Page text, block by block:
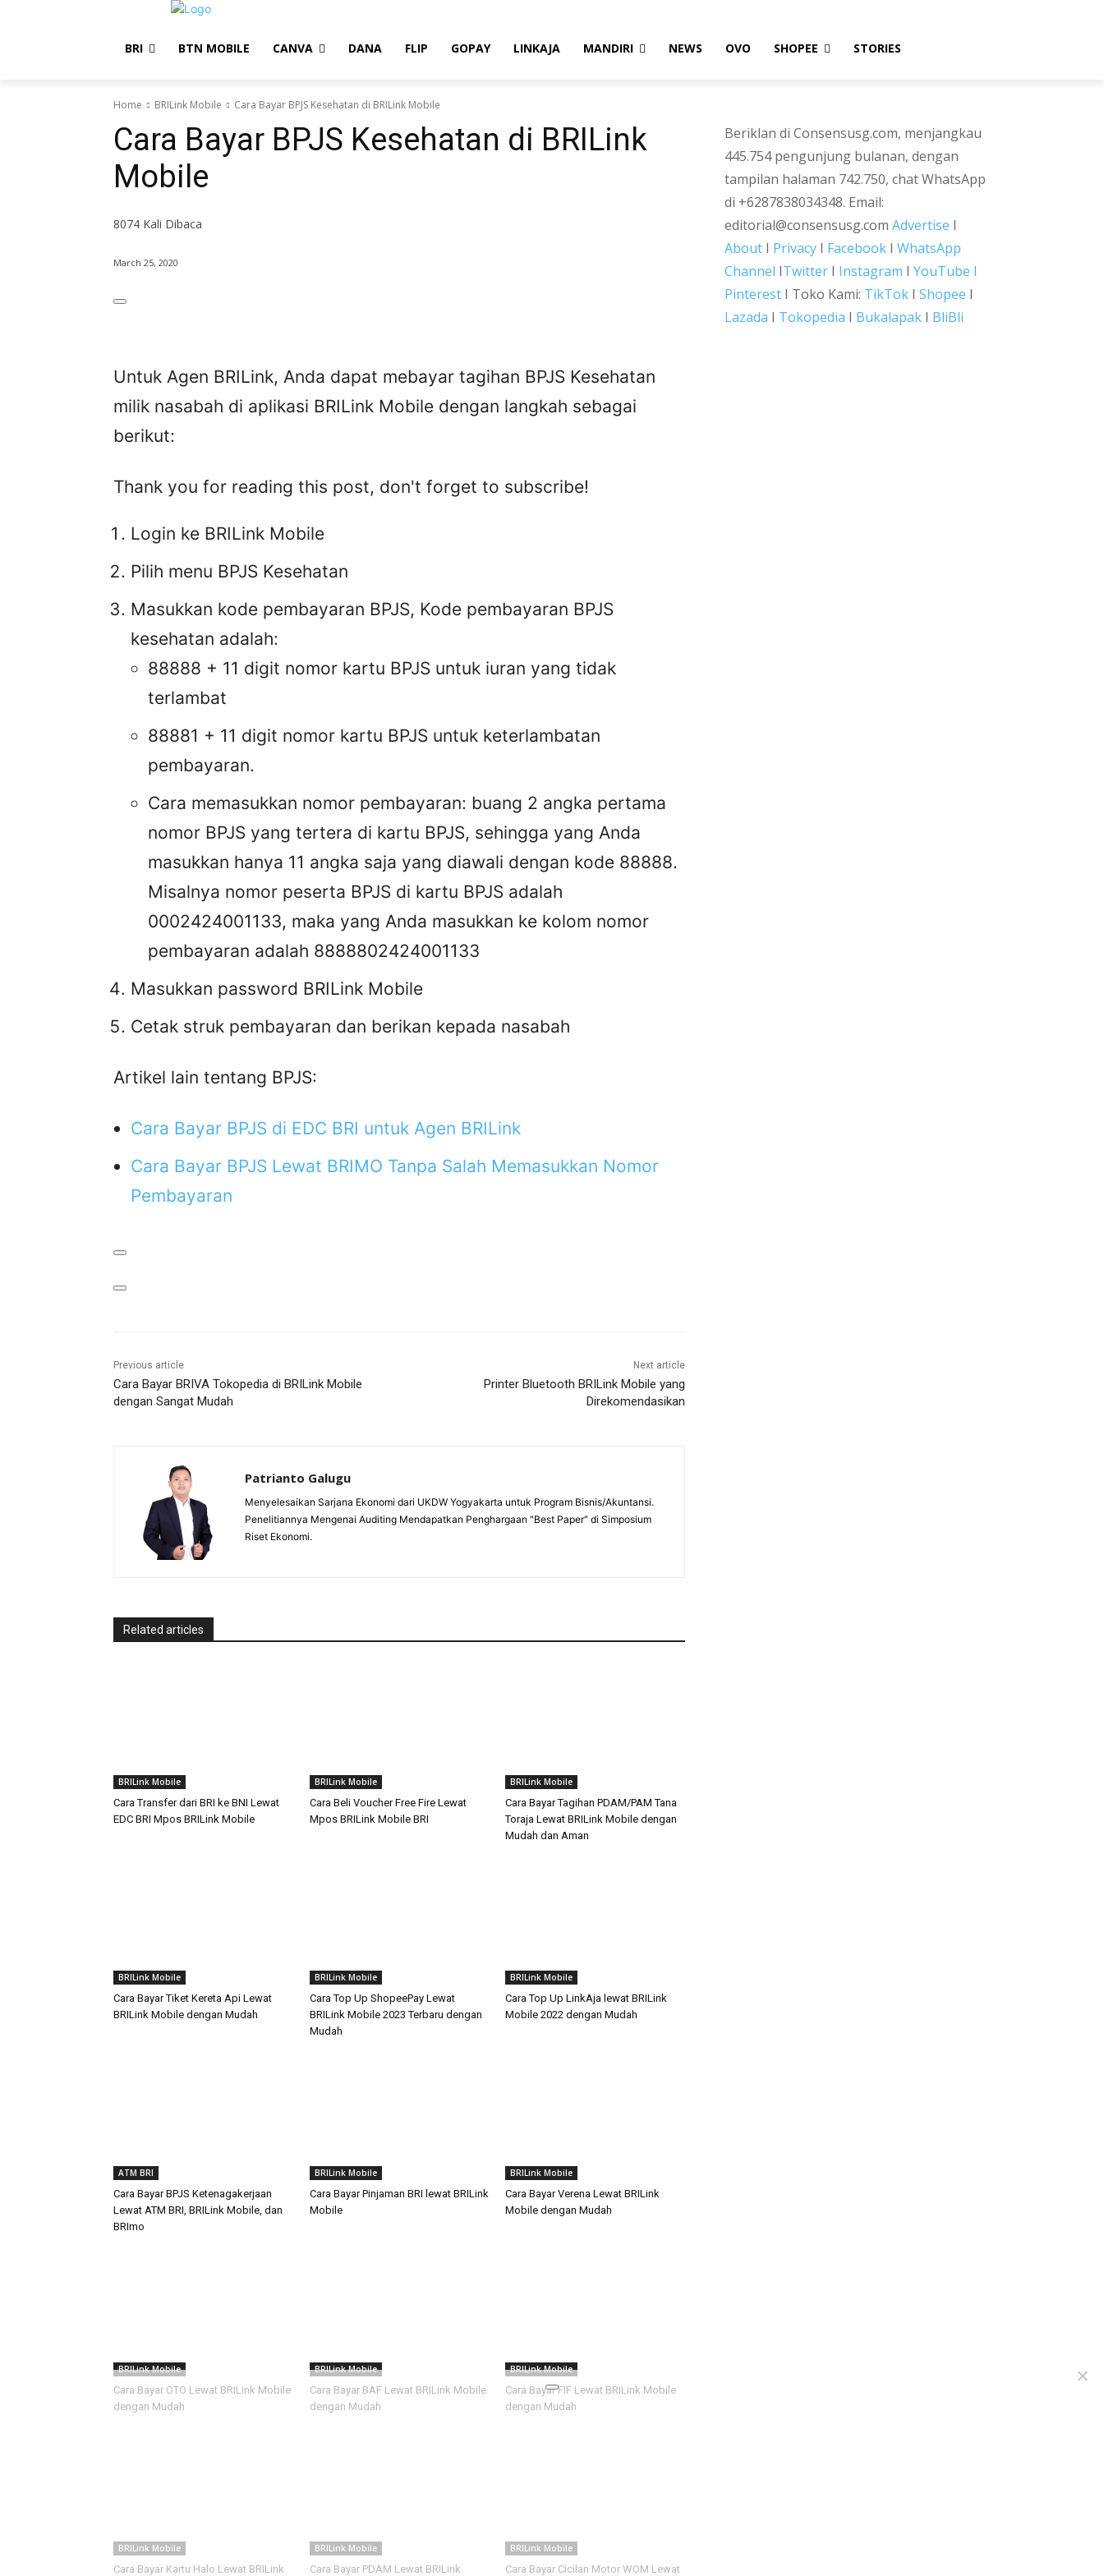
BRI BTN MOBILE CANVA DANA FLIP GOPAY LINKAJA MANDIRI NEWS OVO SHOPEE STORIES
Home BRILink Mobile Cara Bayar BPJS Kesehatan di BRILink Mobile
Cara Bayar BPJS Kesehatan di BRILink
Mobile
8074 Kali Dibaca
March 25, 2020
Untuk Agen BRILink, Anda dapat mebayar tagihan BPJS Kesehatan
milik nasabah di aplikasi BRILink Mobile dengan langkah sebagai
berikut:
Thank you for reading this post, don't forget to subscribe!
Login ke BRILink Mobile
Pilih menu BPJS Kesehatan
Masukkan kode pembayaran BPJS, Kode pembayaran BPJS
kesehatan adalah:
88888 + 11 digit nomor kartu BPJS untuk iuran yang tidak
terlambat
88881 + 11 digit nomor kartu BPJS untuk keterlambatan
pembayaran.
Cara memasukkan nomor pembayaran: buang 2 angka pertama
nomor BPJS yang tertera di kartu BPJS, sehingga yang Anda
masukkan hanya 11 angka saja yang diawali dengan kode 88888.
Misalnya nomor peserta BPJS di kartu BPJS adalah
0002424001133, maka yang Anda masukkan ke kolom nomor
pembayaran adalah 8888802424001133
Masukkan password BRILink Mobile
Cetak struk pembayaran dan berikan kepada nasabah
Artikel lain tentang BPJS:
Cara Bayar BPJS di EDC BRI untuk Agen BRILink
Cara Bayar BPJS Lewat BRIMO Tanpa Salah Memasukkan Nomor
Pembayaran
Previous article
Cara Bayar BRIVA Tokopedia di BRILink Mobile
dengan Sangat Mudah
Next article
Printer Bluetooth BRILink Mobile yang
Direkomendasikan
Patrianto Galugu
Menyelesaikan Sarjana Ekonomi dari UKDW Yogyakarta untuk Program Bisnis/Akuntansi.
Penelitiannya Mengenai Auditing Mendapatkan Penghargaan "Best Paper" di Simposium
Riset Ekonomi.
Related articles
BRILink Mobile
Cara Transfer dari BRI ke BNI Lewat
EDC BRI Mpos BRILink Mobile
BRILink Mobile
Cara Beli Voucher Free Fire Lewat
Mpos BRILink Mobile BRI
BRILink Mobile
Cara Bayar Tagihan PDAM/PAM Tana
Toraja Lewat BRILink Mobile dengan
Mudah dan Aman
BRILink Mobile
Cara Bayar Tiket Kereta Api Lewat
BRILink Mobile dengan Mudah
BRILink Mobile
Cara Top Up ShopeePay Lewat
BRILink Mobile 2023 Terbaru dengan
Mudah
BRILink Mobile
Cara Top Up LinkAja lewat BRILink
Mobile 2022 dengan Mudah
ATM BRI
Cara Bayar BPJS Ketenagakerjaan
Lewat ATM BRI, BRILink Mobile, dan
BRImo
BRILink Mobile
Cara Bayar Pinjaman BRI lewat BRILink
Mobile
BRILink Mobile
Cara Bayar Verena Lewat BRILink
Mobile dengan Mudah
BRILink Mobile
Cara Bayar OTO Lewat BRILink Mobile
dengan Mudah
BRILink Mobile
Cara Bayar BAF Lewat BRILink Mobile
dengan Mudah
BRILink Mobile
Cara Bayar FIF Lewat BRILink Mobile
dengan Mudah
BRILink Mobile
Cara Bayar Kartu Halo Lewat BRILink
BRILink Mobile
Cara Bayar PDAM Lewat BRILink
BRILink Mobile
Cara Bayar Cicilan Motor WOM Lewat
Beriklan di Consensusg.com, menjangkau
445.754 pengunjung bulanan, dengan
tampilan halaman 742.750, chat WhatsApp
di +6287838034348. Email:
editorial@consensusg.com Advertise I
About I Privacy I Facebook I WhatsApp
Channel ITwitter I Instagram I YouTube I
Pinterest I Toko Kami: TikTok I Shopee I
Lazada I Tokopedia I Bukalapak I BliBli